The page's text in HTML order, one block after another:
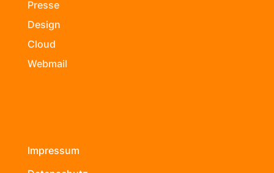
Presse
Design
Cloud
Webmail
Impressum